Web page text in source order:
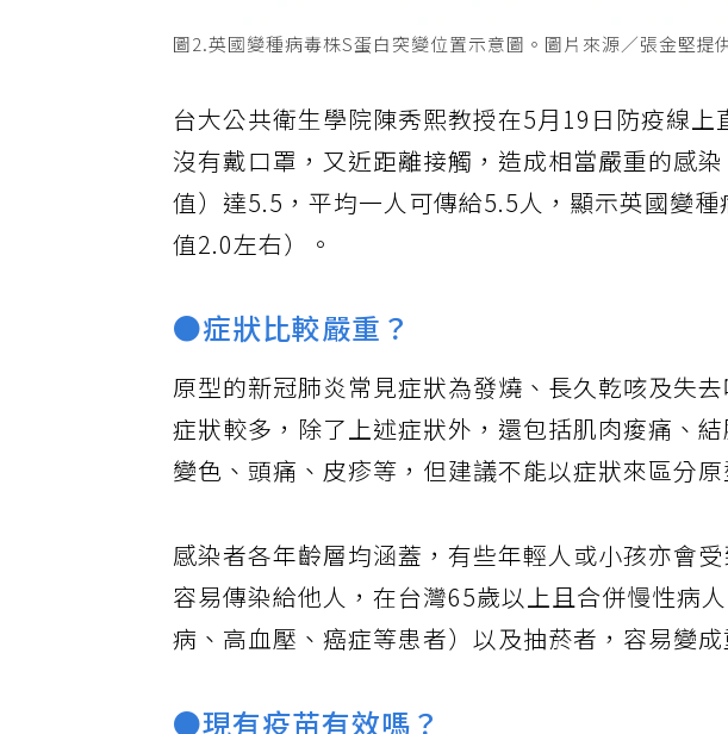
圖2.英國變種病毒株S蛋白突變位置示意圖。圖片來源／張金堅提
台大公共衛生學院陳秀熙教授在5月19日防疫線
沒有戴口罩，又近距離接觸，造成相當嚴重的感
值）達5.5，平均一人可傳給5.5人，顯示英國變
值2.0左右）。
●症狀比較嚴重？
原型的新冠肺炎常見症狀為發燒、長久乾咳及失
症狀較多，除了上述症狀外，還包括肌肉痠痛、
變色、頭痛、皮疹等，但建議不能以症狀來區分原
感染者各年齡層均涵蓋，有些年輕人或小孩亦會
容易傳染給他人，在台灣65歲以上且合併慢性病
病、高血壓、癌症等患者）以及抽菸者，容易變成